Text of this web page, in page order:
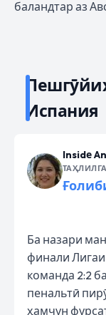
баландтар аз
Испания
Insidе
Ба назари
финали
команда 2:2
пенальтӣ
ҳамчун